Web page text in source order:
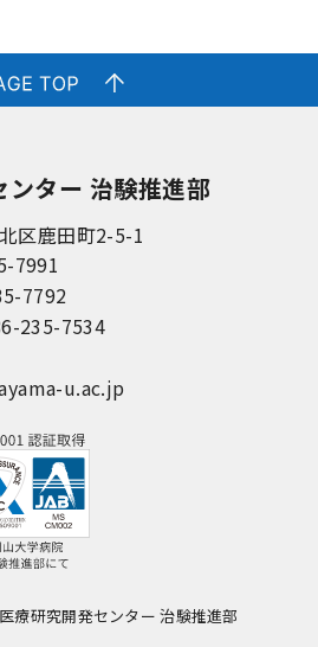
ンター 治験推進部
区鹿田町2-5-1
7991
7792
235-7534
u.ac.jp
療研究開発センター 治験推進部